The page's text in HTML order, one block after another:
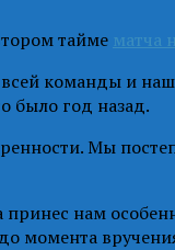
тайме матча
команды и
было год назад.
Мы
нам
момента